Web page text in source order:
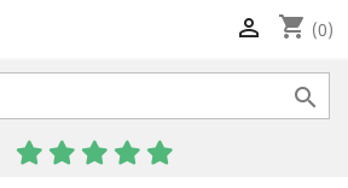
shopping_cart (0)

